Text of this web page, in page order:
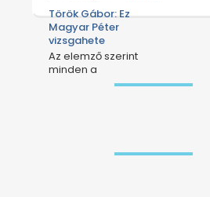
Török Gábor: Ez
Magyar Péter
vizsgahete
Az elemző szerint
minden a
miniszterelnökről szól.